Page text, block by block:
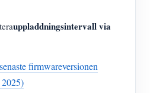
uppladdningsintervall via
firmwareversionen